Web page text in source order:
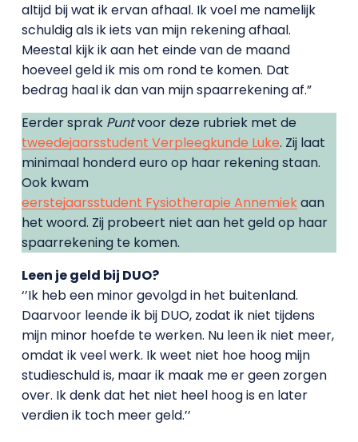
altijd bij wat ik ervan afhaal. Ik voel me namelijk
schuldig als ik iets van mijn rekening afhaal.
Meestal kijk ik aan het einde van de maand
hoeveel geld ik mis om rond te komen. Dat
bedrag haal ik dan van mijn spaarrekening af.”
Eerder sprak Puntvoor deze rubriek met de
tweedejaarsstudent Verpleegkunde Luke. Zij laat
minimaal honderd euro op haar rekening staan.
Ook kwam
eerstejaarsstudent Fysiotherapie Annemiekaan
het woord. Zij probeert niet aan het geld op haar
spaarrekening te komen.
Leen je geld bij DUO?
‘’Ik heb een minor gevolgd in het buitenland.
Daarvoor leende ik bij DUO, zodat ik niet tijdens
mijn minor hoefde te werken. Nu leen ik niet meer,
omdat ik veel werk. Ik weet niet hoe hoog mijn
studieschuld is, maar ik maak me er geen zorgen
over. Ik denk dat het niet heel hoog is en later
verdien ik toch meer geld.’’